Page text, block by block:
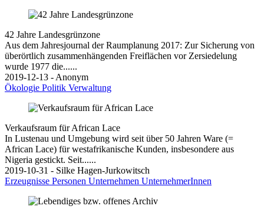
42 Jahre Landesgrünzone
Aus dem Jahresjournal der Raumplanung 2017: Zur Sicherung von
überörtlich zusammenhängenden Freiflächen vor Zersiedelung
wurde 1977 die......
2019-12-13 - Anonym
Ökologie Politik Verwaltung
Verkaufsraum für African Lace
In Lustenau und Umgebung wird seit über 50 Jahren Ware (=
African Lace) für westafrikanische Kunden, insbesondere aus
Nigeria gestickt. Seit......
2019-10-31 - Silke Hagen-Jurkowitsch
Erzeugnisse Personen Unternehmen UnternehmerInnen